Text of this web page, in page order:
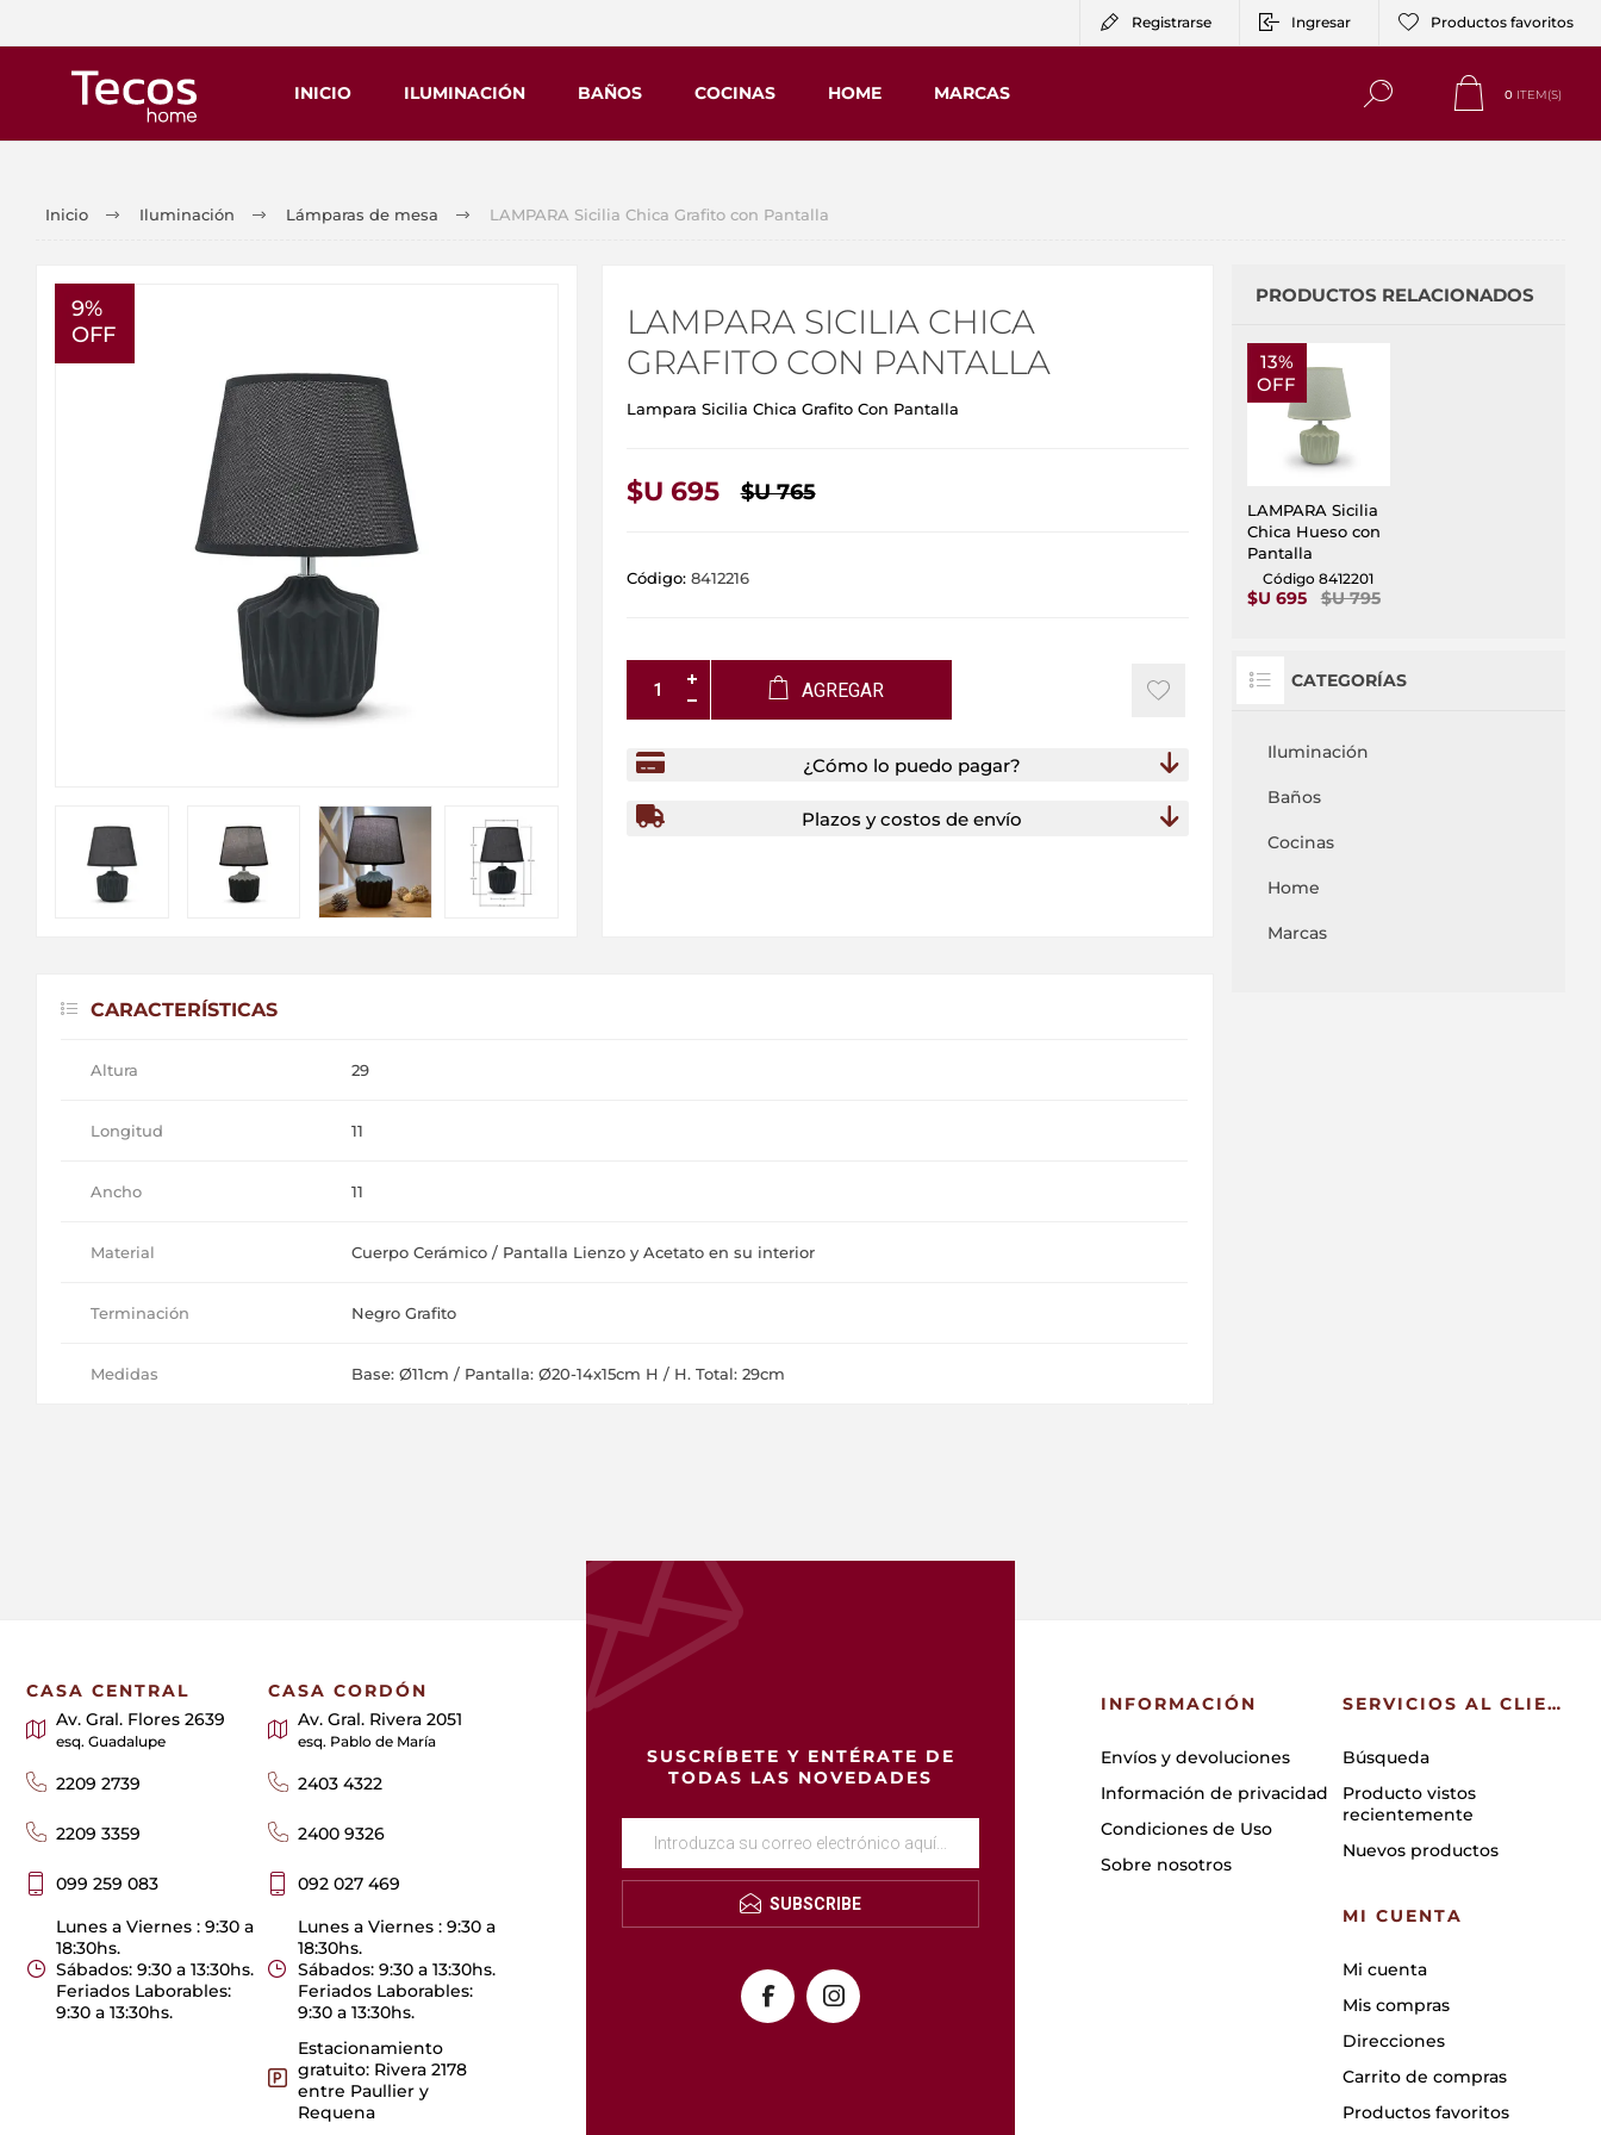
Registrarse Ingresar Productos favoritos
INICIO ILUMINACIÓN BAÑOS COCINAS HOME MARCAS 0 ITEM(S)
Inicio Iluminación Lámparas de mesa LAMPARA Sicilia Chica Grafito con Pantalla
9%
OFF
LAMPARA SICILIA CHICA
GRAFITO CON PANTALLA
Lampara Sicilia Chica Grafito Con Pantalla
$U 695 $U 765
Código: 8412216
AGREGAR
¿Cómo lo puedo pagar?
Plazos y costos de envío
CARACTERÍSTICAS
Altura 29
Longitud 11
Ancho 11
Material Cuerpo Cerámico / Pantalla Lienzo y Acetato en su interior
Terminación Negro Grafito
Medidas Base: Ø11cm / Pantalla: Ø20-14x15cm H / H. Total: 29cm
PRODUCTOS RELACIONADOS
13%
OFF
LAMPARA Sicilia
Chica Hueso con
Pantalla
Código 8412201
$U 695 $U 795
CATEGORÍAS
Iluminación
Baños
Cocinas
Home
Marcas
SUSCRÍBETE Y ENTÉRATE DE
TODAS LAS NOVEDADES
SUBSCRIBE
CASA CENTRAL
Av. Gral. Flores 2639
esq. Guadalupe
2209 2739
2209 3359
099 259 083
Lunes a Viernes : 9:30 a
18:30hs.
Sábados: 9:30 a 13:30hs.
Feriados Laborables:
9:30 a 13:30hs.
CASA CORDÓN
Av. Gral. Rivera 2051
esq. Pablo de María
2403 4322
2400 9326
092 027 469
Lunes a Viernes : 9:30 a
18:30hs.
Sábados: 9:30 a 13:30hs.
Feriados Laborables:
9:30 a 13:30hs.
Estacionamiento
gratuito: Rivera 2178
entre Paullier y
Requena
INFORMACIÓN
Envíos y devoluciones
Información de privacidad
Condiciones de Uso
Sobre nosotros
SERVICIOS AL CLIENTE
Búsqueda
Producto vistos
recientemente
Nuevos productos
MI CUENTA
Mi cuenta
Mis compras
Direcciones
Carrito de compras
Productos favoritos